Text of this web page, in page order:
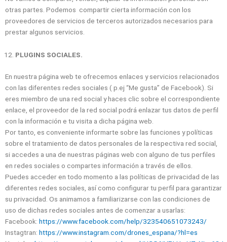
otras partes. Podemos compartir cierta información con los
proveedores de servicios de terceros autorizados necesarios para
prestar algunos servicios.
PLUGINS SOCIALES.
En nuestra página web te ofrecemos enlaces y servicios relacionados
con las diferentes redes sociales ( p.ej “Me gusta” de Facebook). Si
eres miembro de una red social y haces clic sobre el correspondiente
enlace, el proveedor de la red social podrá enlazar tus datos de perfil
con la información e tu visita a dicha página web.
Por tanto, es conveniente informarte sobre las funciones y políticas
sobre el tratamiento de datos personales de la respectiva red social,
si accedes a una de nuestras páginas web con alguno de tus perfiles
en redes sociales o compartes información a través de ellos.
Puedes acceder en todo momento a las políticas de privacidad de las
diferentes redes sociales, así como configurar tu perfil para garantizar
su privacidad. Os animamos a familiarizarse con las condiciones de
uso de dichas redes sociales antes de comenzar a usarlas:
Facebook: https://www.facebook.com/help/323540651073243/
Instagtran: https://www.instagram.com/drones_espana/?hl=es